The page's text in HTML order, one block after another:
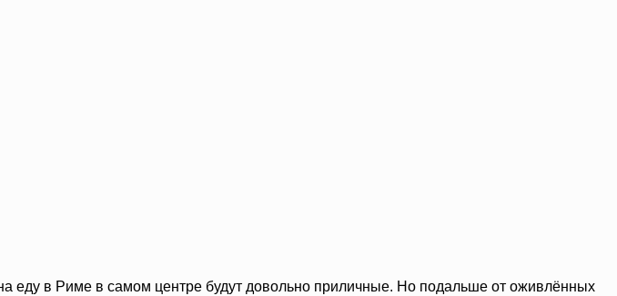
еду в Риме в самом центре будут довольно приличные. Но подальше от оживлённых